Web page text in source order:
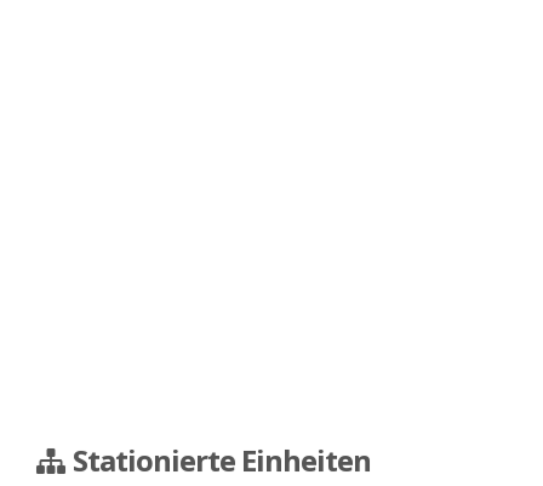
Stationierte Einheiten